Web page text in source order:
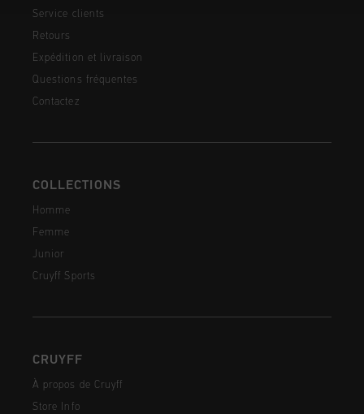
Service clients
Retours
Expédition et livraison
Questions fréquentes
Contactez
COLLECTIONS
Homme
Femme
Junior
Cruyff Sports
CRUYFF
À propos de Cruyff
Store Info